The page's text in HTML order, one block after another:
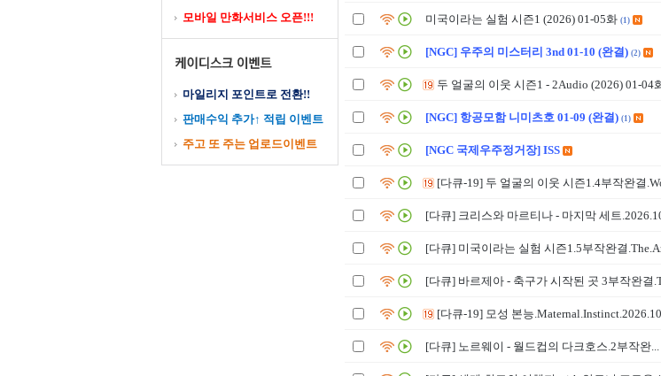
모바일 만화서비스 오픈!!!
마일리지 포인트로 전환!!
판매수익 추가↑ 적립 이벤트
주고 또 주는 업로드이벤트
미국이라는 실험 시즌1 (2026) 01-05화 (1)
[NGC] 우주의 미스터리 3nd 01-10 (완결) (2)
두 얼굴의 이웃 시즌1 - 2Audio (2026) 01-04
[NGC] 항공모함 니미츠호 01-09 (완결) (1)
[NGC 국제우주정거장] ISS
[다큐-19] 두 얼굴의 이웃 시즌1.4부작완결
[다큐] 크리스와 마르티나 - 마지막 세트
[다큐] 미국이라는 실험 시즌1.5부작완결
[다큐] 바르제아 - 축구가 시작된 곳 3부작완결
[다큐-19] 모성 본능
[다큐] 노르웨이 - 월드컵의 다크호스.2부작완...